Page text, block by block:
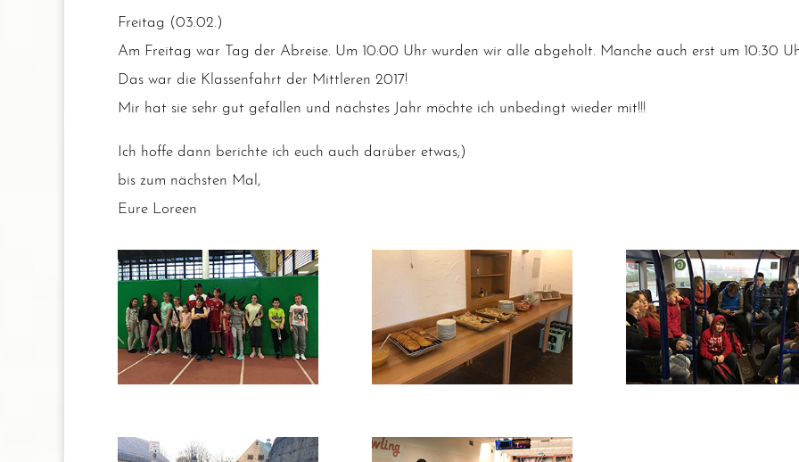
Frei­tag (03.02.)
Am Frei­tag war Tag der Abrei­se. Um 10:00 Uhr wur­den wir alle abge­holt. Man­che auch erst um 10:30
Das war die Klas­sen­fahrt der Mitt­le­ren 2017!
Mir hat sie sehr gut gefal­len und nächs­tes Jahr möch­te ich unbe­dingt wie­der mit!!!
Ich hof­fe dann berich­te ich euch auch dar­über etwas;)
bis zum nächs­ten Mal,
Eure Loreen